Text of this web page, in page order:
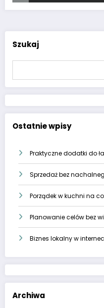
Szukaj
Ostatnie wpisy
Praktyczne dodatki do
Sprzedaż bez
Porządek w kuchni na
Planowanie celów bez
Biznes lokalny w
Archiwa